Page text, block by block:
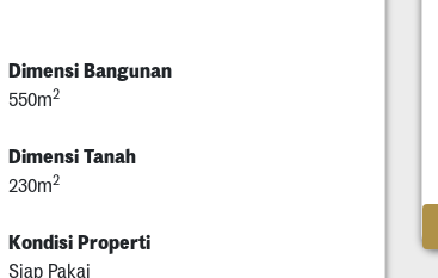
Dimensi Bangunan
550m2
Dimensi Tanah
230m2
Kondisi Properti
Siap Pakai